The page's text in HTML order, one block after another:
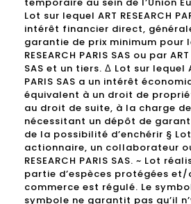
Lot sur lequel ART RESEARCH
intérêt financier direct,
garantie de prix minimum pour
RESEARCH PARIS SAS ou par ART
SAS et un tiers. Δ Lot sur lequel
PARIS SAS a un intérêt
équivalent à un droit de
au droit de suite, à la charge
nécessitant un dépôt de
de la possibilité d’enchérir §
actionnaire, un collaborateur ou
RESEARCH PARIS SAS. ~ Lot
partie d’espèces protégées
commerce est régulé. Le
symbole ne garantit pas qu’il